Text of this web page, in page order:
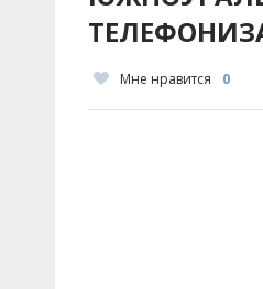
Мне нравится 0